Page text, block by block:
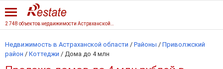
Недвижимость в Астраханской области / Районы / Приволжский
район / Коттеджи / Дома до 4 млн